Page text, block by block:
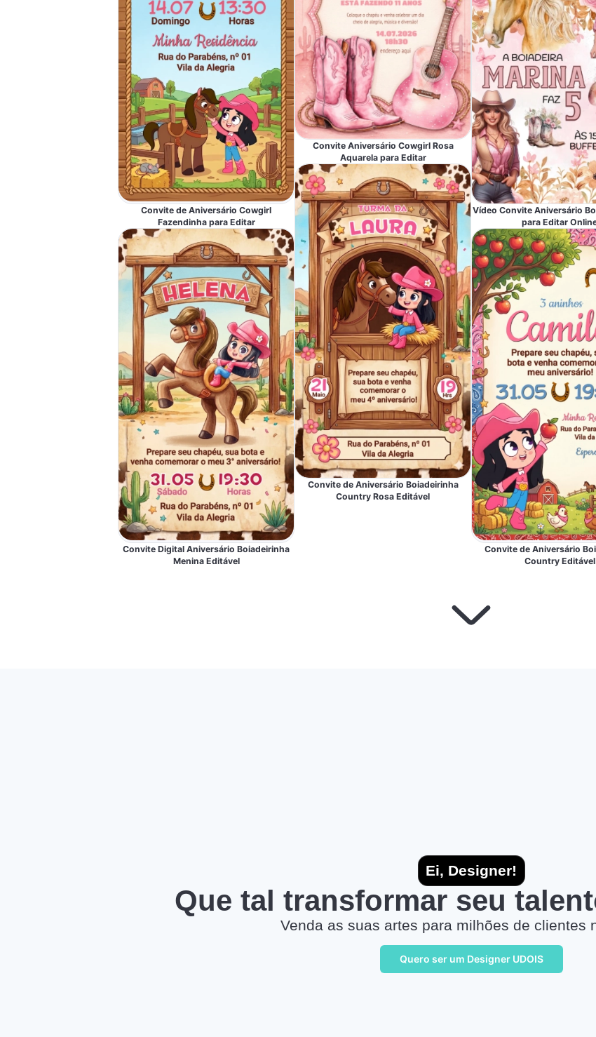
Convite de Aniversário Cowgirl
Fazendinha para Editar
Convite Digital Aniversário Boiadeirinha
Menina Editável
Convite Aniversário Cowgirl Rosa
Aquarela para Editar
Convite de Aniversário Boiadeirinha
Country Rosa Editável
Vídeo Convite Aniversário
para Editar
Convite de Aniversário
Country Editável
Ei, Designer!
Que tal transformar seu
Venda as suas artes para milhões de clientes
Quero ser um Designer UDOIS